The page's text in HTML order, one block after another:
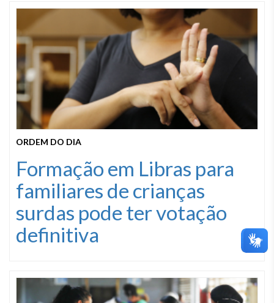
ORDEM DO DIA
Formação em Libras para
familiares de crianças
surdas pode ter votação
definitiva